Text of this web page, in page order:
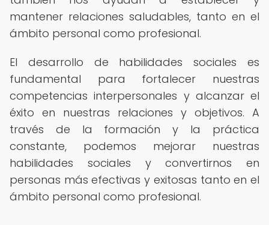
mantener relaciones saludables, tanto en el
ámbito personal como profesional.
El desarrollo de habilidades sociales es
fundamental para fortalecer nuestras
competencias interpersonales y alcanzar el
éxito en nuestras relaciones y objetivos. A
través de la formación y la práctica
constante, podemos mejorar nuestras
habilidades sociales y convertirnos en
personas más efectivas y exitosas tanto en el
ámbito personal como profesional.